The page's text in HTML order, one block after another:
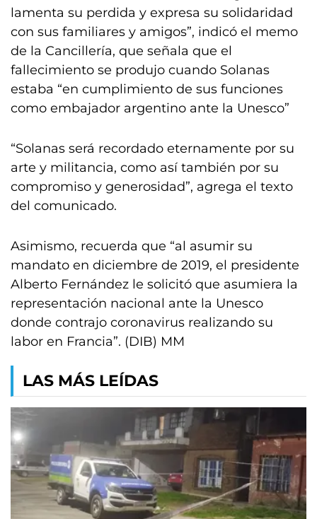
lamenta su perdida y expresa su solidaridad
con sus familiares y amigos”, indicó el memo
de la Cancillería, que señala que el
fallecimiento se produjo cuando Solanas
estaba “en cumplimiento de sus funciones
como embajador argentino ante la Unesco”
“Solanas será recordado eternamente por su
arte y militancia, como así también por su
compromiso y generosidad”, agrega el texto
del comunicado.
Asimismo, recuerda que “al asumir su
mandato en diciembre de 2019, el presidente
Alberto Fernández le solicitó que asumiera la
representación nacional ante la Unesco
donde contrajo coronavirus realizando su
labor en Francia”. (DIB) MM
LAS MÁS LEÍDAS